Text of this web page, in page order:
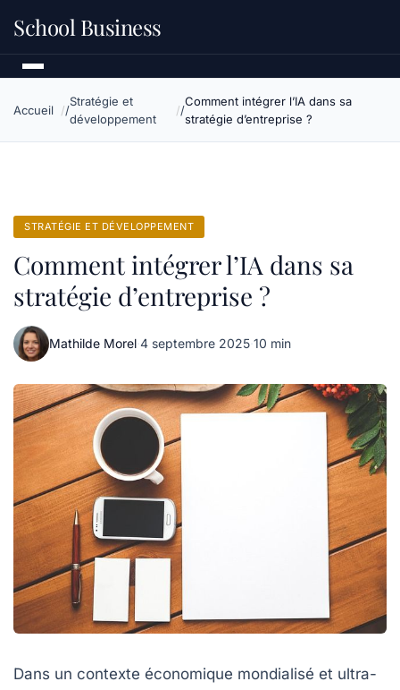
School Business
Accueil
Stratégie et
développement
Comment intégrer l’IA dans sa
stratégie d’entreprise ?
STRATÉGIE ET DÉVELOPPEMENT
Comment intégrer l’IA dans sa
stratégie d’entreprise ?
Mathilde Morel·4 septembre 2025·10 min
Dans un contexte économique mondialisé et ultra-